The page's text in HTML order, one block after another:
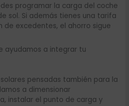
programar la carga del coche
sol. Si además tienes una tarifa
de excedentes, el ahorro sigue
ayudamos a integrar tu
pensadas también para la
a dimensionar
instalar el punto de carga y